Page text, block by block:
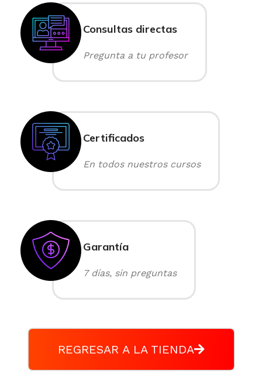
Consultas directas
Pregunta a tu profesor
Certificados
En todos nuestros cursos
Garantía
7 días, sin preguntas
REGRESAR A LA TIENDA